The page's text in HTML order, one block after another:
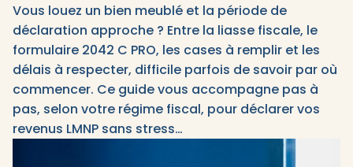
Vous louez un bien meublé et la période de
déclaration approche ? Entre la liasse fiscale, le
formulaire 2042 C PRO, les cases à remplir et les
délais à respecter, difficile parfois de savoir par où
commencer. Ce guide vous accompagne pas à
pas, selon votre régime fiscal, pour déclarer vos
revenus LMNP sans stress…